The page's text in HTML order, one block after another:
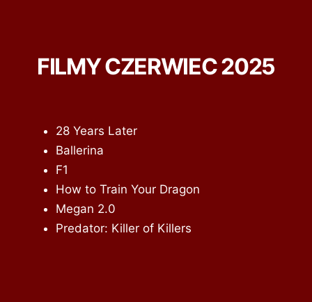
FILMY CZERWIEC 2025
28 Years Later
Ballerina
F1
How to Train Your Dragon
Megan 2.0
Predator: Killer of Killers